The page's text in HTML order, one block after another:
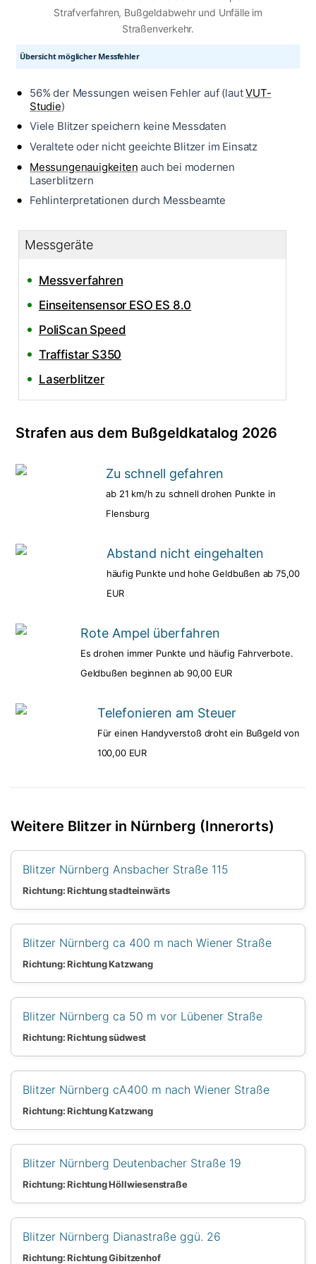
Strafverfahren, Bußgeldabwehr und Unfälle im
Straßenverkehr.
Übersicht möglicher Messfehler
56% der Messungen weisen Fehler auf (lautVUT-
Studie)
Viele Blitzer speichern keine Messdaten
Veraltete oder nicht geeichte Blitzer im Einsatz
Messungenauigkeiten auch bei modernen
Laserblitzern
Fehlinterpretationen durch Messbeamte
Messgeräte
Messverfahren
Einseitensensor ESO ES 8.0
PoliScan Speed
Traffistar S350
Laserblitzer
Strafen aus dem Bußgeldkatalog 2026
Zu schnell gefahren
ab 21 km/h zu schnell drohen Punkte in
Flensburg
Abstand nicht eingehalten
häufig Punkte und hohe Geldbußen ab 75,00
EUR
Rote Ampel überfahren
Es drohen immer Punkte und häufig Fahrverbote.
Geldbußen beginnen ab 90,00 EUR
Telefonieren am Steuer
Für einen Handyverstoß droht ein Bußgeld von
100,00 EUR
Weitere Blitzer in Nürnberg (Innerorts)
Blitzer Nürnberg Ansbacher Straße 115
Richtung: Richtung stadteinwärts
Blitzer Nürnberg ca 400 m nach Wiener Straße
Richtung: Richtung Katzwang
Blitzer Nürnberg ca 50 m vor Lübener Straße
Richtung: Richtung südwest
Blitzer Nürnberg cA400 m nach Wiener Straße
Richtung: Richtung Katzwang
Blitzer Nürnberg Deutenbacher Straße 19
Richtung: Richtung Höllwiesenstraße
Blitzer Nürnberg Dianastraße ggü. 26
Richtung: Richtung Gibitzenhof